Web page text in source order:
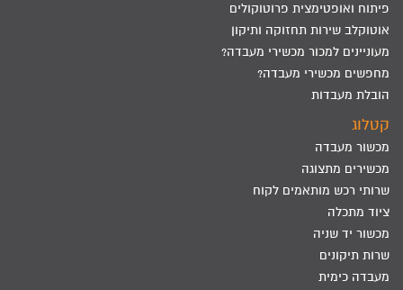
פיתוח ואופטימצית פרוטוקולים
אוטוקלב שירות תחזוקה ותיקון
מעוניינים למכור מכשירי מעבדה?
מחפשים מכשירי מעבדה?
הובלת מעבדות
קטלוג
מכשור מעבדה
מכשירים מתצוגה
שרותי רכש מותאמים לקוח
ציוד מתכלה
מכשור יד שניה
שרות תיקונים
מעבדה כימית